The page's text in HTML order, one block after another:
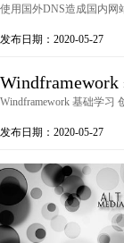
使用国外DNS造成国内网
发布日期：2020-05-27
Windframework 基础学习
发布日期：2020-05-27